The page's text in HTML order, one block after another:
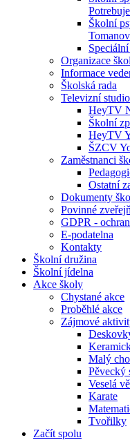
Školní
Organizace
Informace
Školská rada
Televizní
HeyTV
Školní
HeyTV
ŠZCV
Zaměstnanci
Ostatní
Dokumenty
Povinné
GDPR -
E-podatelna
Kontakty
Školní družina
Školní jídelna
Akce školy
Chystané akce
Proběhlé akce
Zájmové
Malý
Veselá
Karate
Tvořilky
Začít spolu